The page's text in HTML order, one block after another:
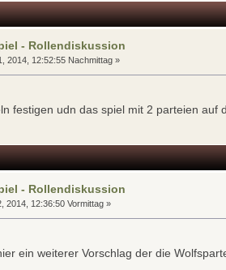
- Rollendiskussion
2014, 12:52:55 Nachmittag »
festigen udn das spiel mit 2 parteien auf
- Rollendiskussion
2014, 12:36:50 Vormittag »
ein weiterer Vorschlag der die